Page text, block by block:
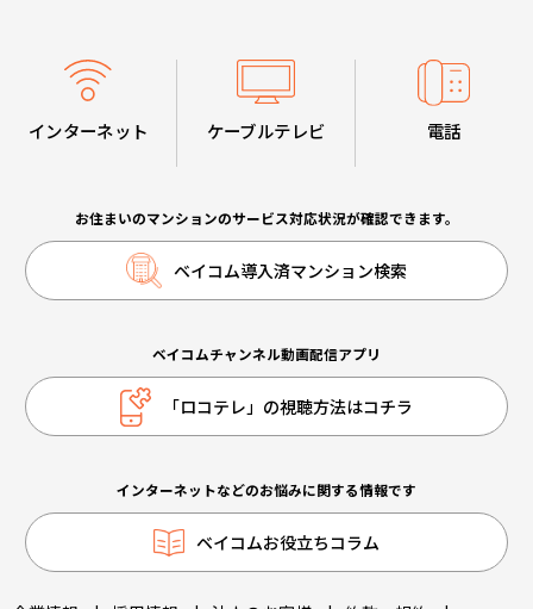
インターネット ケーブルテレビ 電話
お住まいのマンションのサービス対応状況が確認できます。
ベイコム導入済マンション検索
ベイコムチャンネル動画配信アプリ
「ロコテレ」の視聴方法はコチラ
インターネットなどのお悩みに関する情報です
ベイコムお役立ちコラム